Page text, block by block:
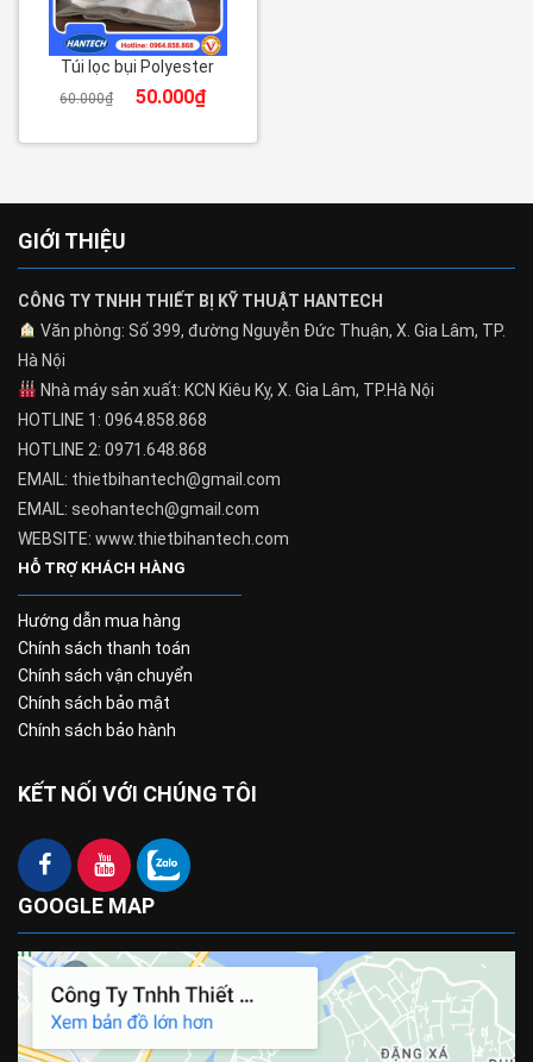
Túi lọc bụi Polyester
60.000₫ 50.000₫
GIỚI THIỆU
CÔNG TY TNHH THIẾT BỊ KỸ THUẬT HANTECH
Văn phòng: Số 399, đường Nguyễn Đức Thuận, X. Gia Lâm, TP.
Hà Nội
Nhà máy sản xuất: KCN Kiêu Kỵ, X. Gia Lâm, TP.Hà Nội
HOTLINE 1: 0964.858.868
HOTLINE 2: 0971.648.868
EMAIL: thietbihantech@gmail.com
EMAIL: seohantech@gmail.com
WEBSITE: www.thietbihantech.com
HỖ TRỢ KHÁCH HÀNG
Hướng dẫn mua hàng
Chính sách thanh toán
Chính sách vận chuyển
Chính sách bảo mật
Chính sách bảo hành
KẾT NỐI VỚI CHÚNG TÔI
GOOGLE MAP